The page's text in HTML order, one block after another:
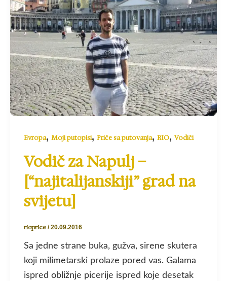
Evropa, Moji putopisi, Priče sa putovanja, RIO, Vodiči
Vodič za Napulj –
[“najitalijanskiji” grad na
svijetu]
rioprice /20.09.2016
Sa jedne strane buka, gužva, sirene skutera
koji milimetarski prolaze pored vas. Galama
ispred obližnje picerije ispred koje desetak